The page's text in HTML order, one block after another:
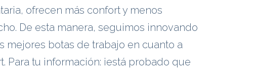
ofrecen más confort y menos
De esta manera, seguimos innovando
mejores botas de trabajo en cuanto a
tu información: ¡está probado que